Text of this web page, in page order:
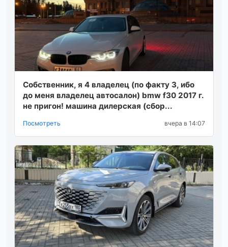
Собственник, я 4 владелец (по факту 3, ибо
до меня владелец автосалон) bmw f30 2017 г.
не пригон! машина дилерская (сбор...
Посмотреть вчера в 14:07